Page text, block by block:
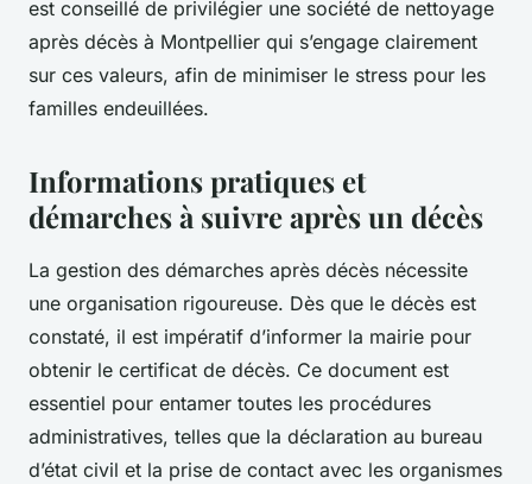
est conseillé de privilégier une société de nettoyage
après décès à Montpellier qui s’engage clairement
sur ces valeurs, afin de minimiser le stress pour les
familles endeuillées.
Informations pratiques et
démarches à suivre après un décès
La gestion des démarches après décès nécessite
une organisation rigoureuse. Dès que le décès est
constaté, il est impératif d’informer la mairie pour
obtenir le certificat de décès. Ce document est
essentiel pour entamer toutes les procédures
administratives, telles que la déclaration au bureau
d’état civil et la prise de contact avec les organismes